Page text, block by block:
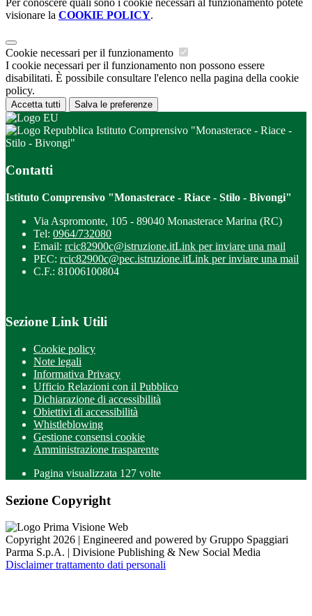
Per conoscere quali sono i cookie necessari al funzionamento potete
visionare la COOKIE POLICY.
Cookie necessari per il funzionamento
I cookie necessari per il funzionamento non possono essere
disabilitati. È possibile consultare l'elenco nella pagina della cookie
policy.
Accetta tutti Salva le preferenze
Istituto Comprensivo "Monasterace - Riace -
Stilo - Bivongi"
Contatti
Istituto Comprensivo "Monasterace - Riace - Stilo - Bivongi"
Via Aspromonte, 105 - 89040 Monasterace Marina (RC)
Tel: 0964/732080
Email: rcic82900c@istruzione.itLink per inviare una mail
PEC: rcic82900c@pec.istruzione.itLink per inviare una mail
C.F.: 81006100804
Sezione Link Utili
Cookie policy
Note legali
Informativa Privacy
Ufficio Relazioni con il Pubblico
Dichiarazione di accessibilità
Obiettivi di accessibilità
Whistleblowing
Gestione consensi cookie
Amministrazione trasparente
Pagina visualizzata 127 volte
Sezione Copyright
Copyright 2026 | Engineered and powered by Gruppo Spaggiari
Parma S.p.A. | Divisione Publishing & New Social Media
Disclaimer trattamento dati personali